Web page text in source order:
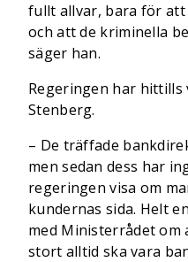
fullt allvar, bara för
och att de kriminella
säger han.
Regeringen har hittills
Stenberg.
– De träffade
men sedan dess har
regeringen visa om
kundernas sida. Helt
med Ministerrådet
stort alltid ska vara